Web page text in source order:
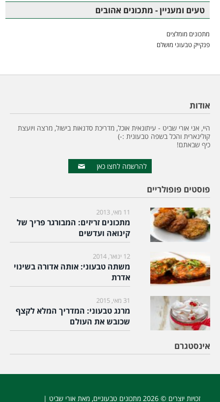
טעים ומעניין - מתכונים אהובים
מתכונים מומלצים
פנקייק טבעוני מושלם
אודות
היי, אני אורי שביט - עיתונאית אוכל, מדריכת סדנאות בישול, מרצה ויועצת
קולינארית והכל בשפה טבעונית :-)
כיף שבאתם!
להרשמה לחצו כאן
פוסטים פופולריים
11 מאי, 2013
מתכונים זריזים: המבורגר פריך של
קינואה ועדשים
12 ינואר, 2014
משתה טבעוני: אותה אדורה בשינוי
אדרת
31 מאי, 2015
מרנג טבעוני: המדריך המלא לקצף
שכובש את העולם
אינסטגרם
זכויות יוצרים © 2026 מתכונים טבעוניים, מאת אורי שביט |